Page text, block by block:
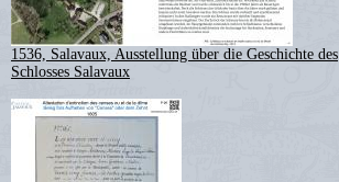
1536, Salavaux, Ausstellung über die Geschichte des
Schlosses Salavaux